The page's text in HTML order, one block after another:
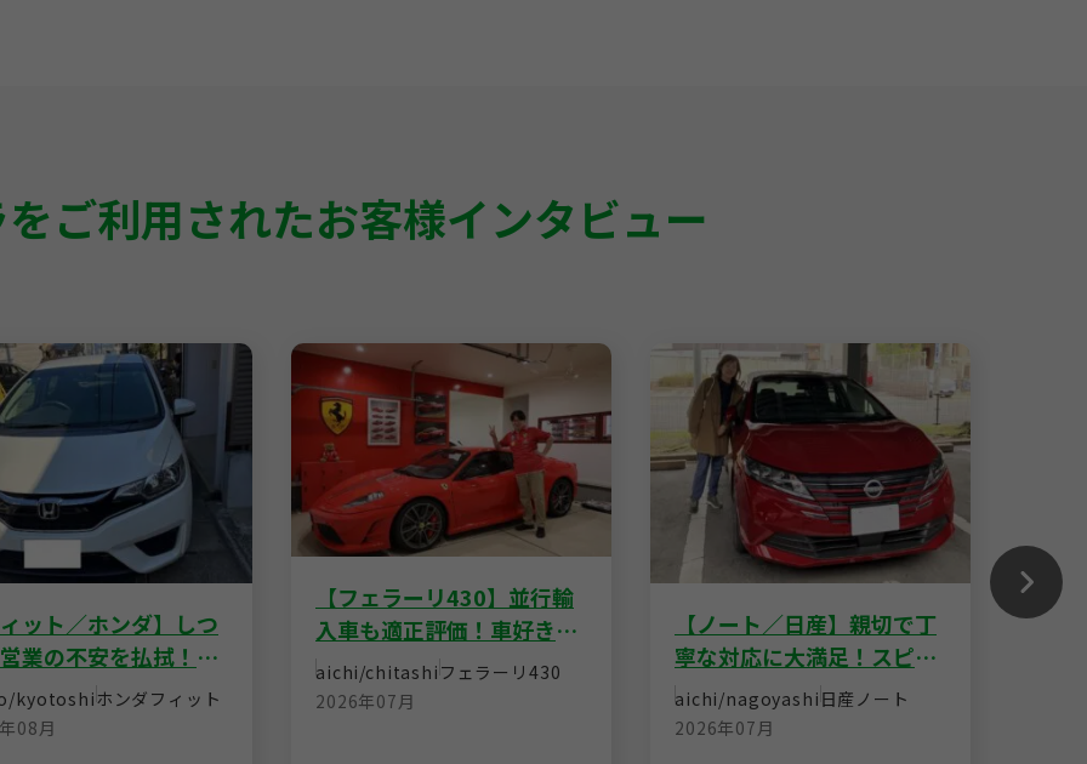
ご利用されたお客様インタビュー
ット／ホンダ】しつ
業の不安を払拭！丁
応と納得の査定額で
売却
kyotoshiホンダ フィット
08月
【フェラーリ430】並行輸
入車も適正評価！車好きス
タッフによる駆け引きなし
の即決買取
aichi/chitashi フェラーリ 430
2026年07月
【ノート／日産】親切で丁
寧な対応に大満足！スピー
ディーな査定で安心の即決
売却
aichi/nagoyashi 日産ノート
2026年07月
【ゴ